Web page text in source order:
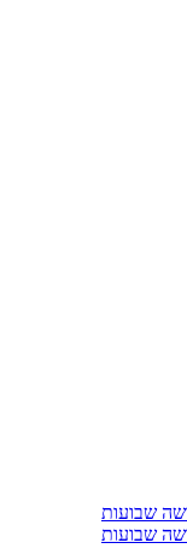
שבועות
שבועות